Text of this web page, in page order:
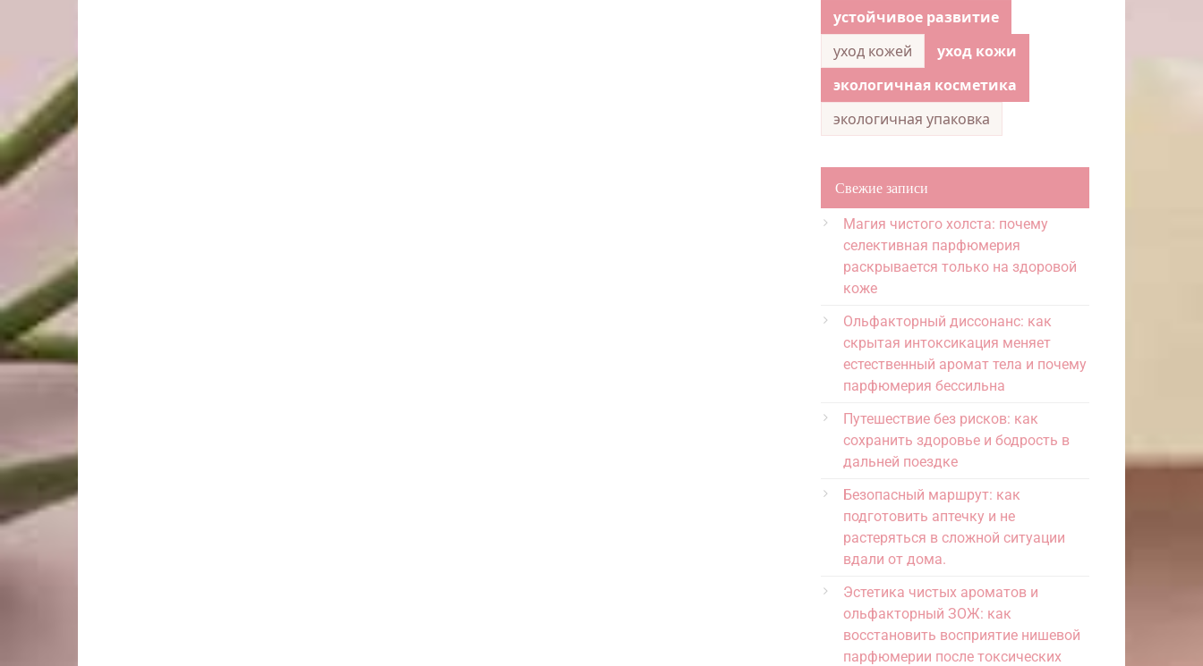
устойчивое развитие
уход кожей
уход кожи
экологичная косметика
экологичная упаковка
Свежие записи
Магия чистого холста: почему
селективная парфюмерия
раскрывается только на здоровой
коже
Ольфакторный диссонанс: как
скрытая интоксикация меняет
естественный аромат тела и почему
парфюмерия бессильна
Путешествие без рисков: как
сохранить здоровье и бодрость в
дальней поездке
Безопасный маршрут: как
подготовить аптечку и не
растеряться в сложной ситуации
вдали от дома.
Эстетика чистых ароматов и
ольфакторный ЗОЖ: как
восстановить восприятие нишевой
парфюмерии после токсических